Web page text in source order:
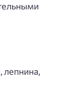
лепнина,